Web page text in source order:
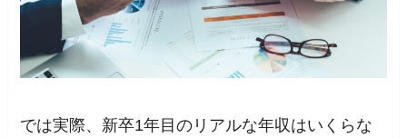
では実際、新卒1年目のリアルな年収はいくらな